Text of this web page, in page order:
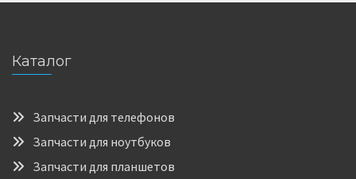
Каталог
Запчасти для телефонов
Запчасти для ноутбуков
Запчасти для планшетов